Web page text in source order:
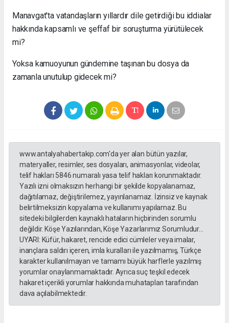
Manavgat'ta vatandaşların yıllardır dile getirdiği bu iddialar
hakkında kapsamlı ve şeffaf bir soruşturma yürütülecek
mi?
Yoksa kamuoyunun gündemine taşınan bu dosya da
zamanla unutulup gidecek mi?
www.antalyahabertakip.com'da yer alan bütün yazılar,
materyaller, resimler, ses dosyaları, animasyonlar, videolar,
telif hakları 5846 numaralı yasa telif hakları korunmaktadır.
Yazılı izni olmaksızın herhangi bir şekilde kopyalanamaz,
dağıtılamaz, değiştirilemez, yayınlanamaz. İzinsiz ve kaynak
belirtilmeksizin kopyalama ve kullanımı yapılamaz. Bu
sitedeki bilgilerden kaynaklı hataların hiçbirinden sorumlu
değildir. Köşe Yazılarından, Köşe Yazarlarımız Sorumludur...
UYARI: Küfür, hakaret, rencide edici cümleler veya imalar,
inançlara saldırı içeren, imla kuralları ile yazılmamış, Türkçe
karakter kullanılmayan ve tamamı büyük harflerle yazılmış
yorumlar onaylanmamaktadır. Ayrıca suç teşkil edecek
hakaret içerikli yorumlar hakkında muhatapları tarafından
dava açılabilmektedir.